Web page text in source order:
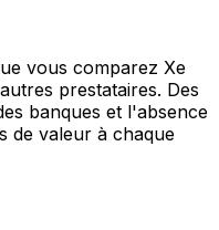
vous comparez Xe
prestataires. Des
banques et l'absence
de valeur à chaque